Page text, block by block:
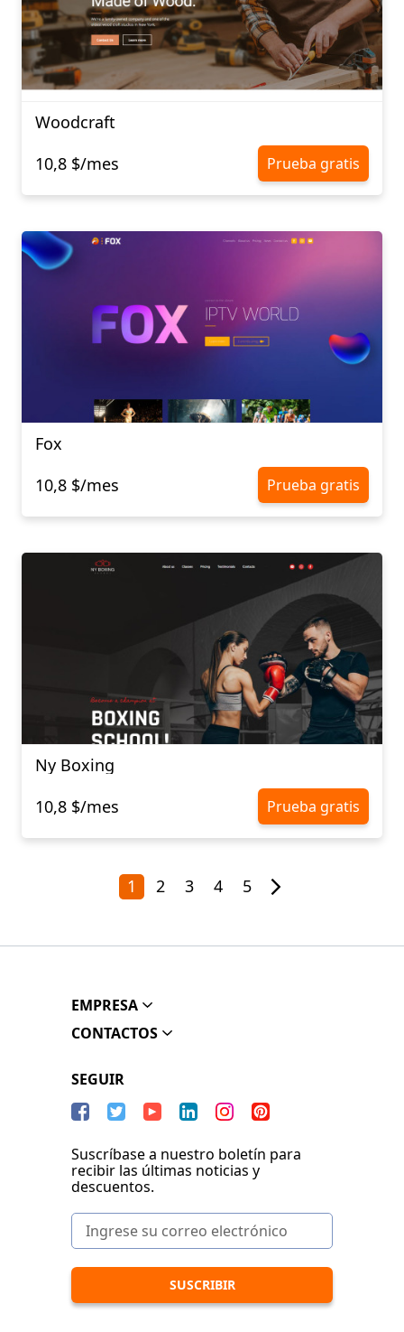
Woodcraft
10,8 $/mes
Prueba gratis
Fox
10,8 $/mes
Prueba gratis
Ny Boxing
10,8 $/mes
Prueba gratis
1 2 3 4 5
EMPRESA
CONTACTOS
SEGUIR
Suscríbase a nuestro boletín para
recibir las últimas noticias y
descuentos.